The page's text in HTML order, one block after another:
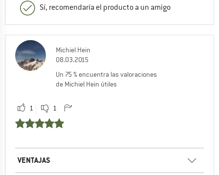
Sí, recomendaría el producto a un amigo
Michiel Hein
08.03.2015
Un 75 % encuentra las valoraciones
de Michiel Hein útiles
1 1
VENTAJAS